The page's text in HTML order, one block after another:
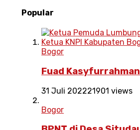
Popular
Bogor
Fuad
31 Juli 202221901 views
Bogor